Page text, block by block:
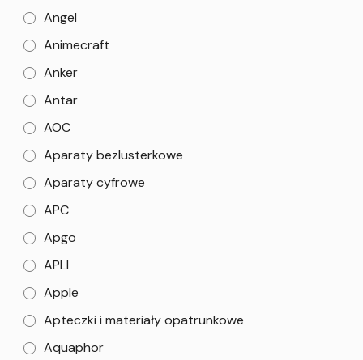
Angel
Animecraft
Anker
Antar
AOC
Aparaty bezlusterkowe
Aparaty cyfrowe
APC
Apgo
APLI
Apple
Apteczki i materiały opatrunkowe
Aquaphor